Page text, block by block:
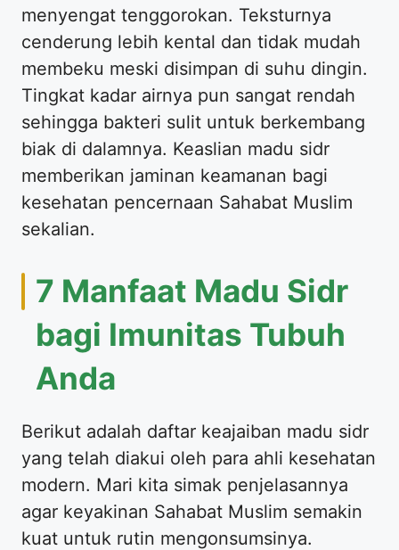
menyengat tenggorokan. Teksturnya
cenderung lebih kental dan tidak mudah
membeku meski disimpan di suhu dingin.
Tingkat kadar airnya pun sangat rendah
sehingga bakteri sulit untuk berkembang
biak di dalamnya. Keaslian madu sidr
memberikan jaminan keamanan bagi
kesehatan pencernaan Sahabat Muslim
sekalian.
7 Manfaat Madu Sidr
bagi Imunitas Tubuh
Anda
Berikut adalah daftar keajaiban madu sidr
yang telah diakui oleh para ahli kesehatan
modern. Mari kita simak penjelasannya
agar keyakinan Sahabat Muslim semakin
kuat untuk rutin mengonsumsinya.